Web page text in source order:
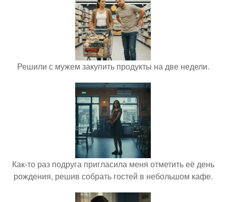
Решили с мужем закупить продукты на две недели.
Как-то раз подруга пригласила меня отметить её день
рождения, решив собрать гостей в небольшом кафе.